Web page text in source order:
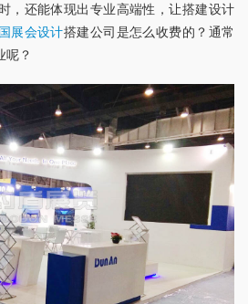
，还能体现出专业高端性，让搭建设计
展会设计搭建公司是怎么收费的？通常
呢？